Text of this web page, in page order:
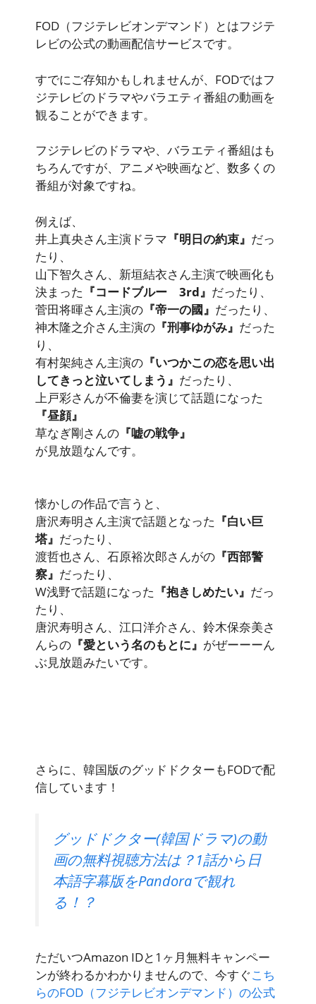
FOD（フジテレビオンデマンド）
とはフジテ
レビの公式の動画配信サービスです。
すでにご存知かもしれませんが、FODではフ
ジテレビのドラマやバラエティ番組の動画を
観ることができます。
フジテレビのドラマや、バラエティ番組はも
ちろんですが、アニメや映画など、数多くの
番組が対象ですね。
例えば、
井上真央さん主演ドラマ 『明日の約束』 だっ
たり、
山下智久さん、新垣結衣さん主演で映画化も
決まった 『コードブルー 3rd』 だったり、
菅田将暉さん主演の 『帝一の國』 だったり、
神木隆之介さん主演の 『刑事ゆがみ』 だった
り、
有村架純さん主演の 『いつかこの恋を思い出
してきっと泣いてしまう』 だったり、
上戸彩さんが不倫妻を演じて話題になった
『昼顔』
草なぎ剛さんの 『嘘の戦争』
が見放題なんです。
懐かしの作品で言うと、
唐沢寿明さん主演で話題となった 『白い巨
塔』 だったり、
渡哲也さん、石原裕次郎さんがの 『西部警
察』 だったり、
W浅野で話題になった 『抱きしめたい』 だっ
たり、
唐沢寿明さん、江口洋介さん、鈴木保奈美さ
んらの 『愛という名のもとに』 がぜーーーん
ぶ見放題みたいです。
さらに、韓国版のグッドドクターもFODで配
信しています！
グッドドクター(韓国ドラマ)の動
画の無料視聴方法は？1話から日
本語字幕版をPandoraで観れ
る！？
ただいつAmazon IDと1ヶ月無料キャンペー
ンが終わるかわかりませんので、今すぐこち
らのFOD（フジテレビオンデマンド）の公式